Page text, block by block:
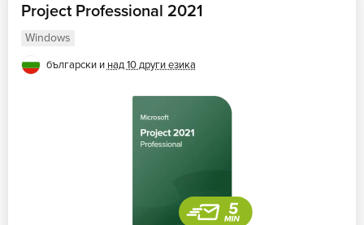
Project Professional 2021
Windows
български и над 10 други езика